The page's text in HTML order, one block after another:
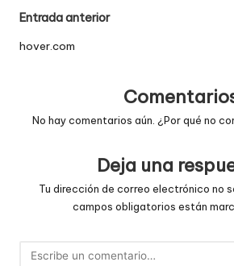
Navegación
de
Entrada anterior
hover.com
No hay comentarios aún. ¿Por qué no
Deja una
Tu dirección de correo electrónico no
campos obligatorios están